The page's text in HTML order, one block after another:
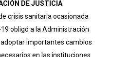
DE JUSTICIA
crisis sanitaria ocasionada
19 obligó a la Administración
importantes cambios
en las instituciones